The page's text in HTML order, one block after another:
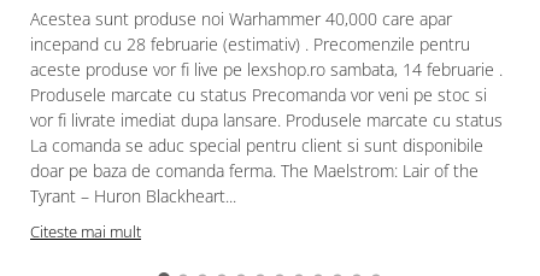
Puzzle 275 piese
Puzzle 550 piese
Warhammer
Warhammer 40K
Age of Sigmar
Paints & Tools
Acestea sunt produse noi Warhammer 40,000 care apar
incepand cu 28 februarie (estimativ) . Precomenzile pentru
aceste produse vor fi live pe lexshop.ro sambata, 14 februarie .
Produsele marcate cu status Precomanda vor veni pe stoc si
vor fi livrate imediat dupa lansare. Produsele marcate cu status
La comanda se aduc special pentru client si sunt disponibile
doar pe baza de comanda ferma. The Maelstrom: Lair of the
Tyrant – Huron Blackheart...
Citeste mai mult